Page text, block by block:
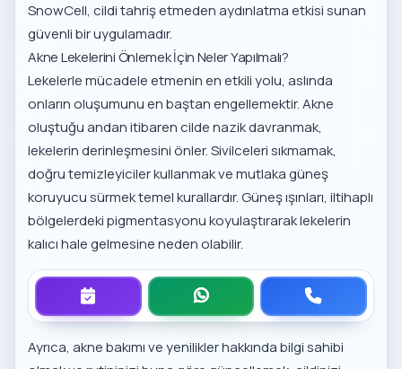
SnowCell, cildi tahriş etmeden aydınlatma etkisi sunan
güvenli bir uygulamadır.
Akne Lekelerini Önlemek İçin Neler Yapılmalı?
Lekelerle mücadele etmenin en etkili yolu, aslında
onların oluşumunu en baştan engellemektir. Akne
oluştuğu andan itibaren cilde nazik davranmak,
lekelerin derinleşmesini önler. Sivilceleri sıkmamak,
doğru temizleyiciler kullanmak ve mutlaka güneş
koruyucu sürmek temel kurallardır. Güneş ışınları, iltihaplı
bölgelerdeki pigmentasyonu koyulaştırarak lekelerin
kalıcı hale gelmesine neden olabilir.
Ayrıca,akne bakımı ve yeniliklerhakkında bilgi sahibi